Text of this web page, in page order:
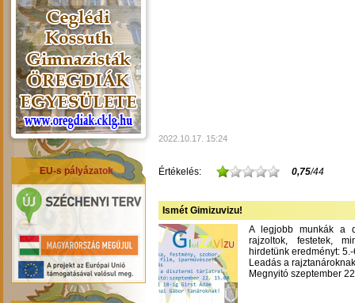
EU-s pályázatok
2022.10.17. 15:24
Értékelés: 0,75/44
Ismét Gimizuvizu!
A legjobb munkák a
rajzoltok, festetek,
hirdetünk eredményt:
Leadás a
Megnyitó szeptember